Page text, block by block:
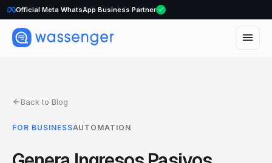
Official Meta WhatsApp Business Partner
Back to Blog
FOR BUSINESSAUTOMATION